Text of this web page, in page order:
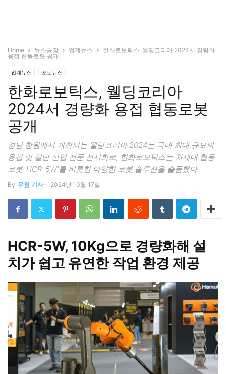
Home 뉴스공장 업계뉴스
한화로보틱스, 웰딩코리아 2024서 경량화
용접 협동로봇 공개
업계뉴스 포토뉴스
한화로보틱스, 웰딩코리아
2024서 경량화 용접 협동로봇
공개
경남 창원에서 개최되는 웰딩코리아 2024는 국내 최대 규모의
용접 및 절단 산업 전문 전시회로, 한화로보틱스는 차세대 협동
로봇 'HCR-5W'를 비롯한 다양한 로봇 솔루션을 출품했다.
By 우청 기자 - 2024년 10월 17일
HCR-5W, 10Kg으로 경량화해 설
치가 쉽고 유연한 작업 환경 제공